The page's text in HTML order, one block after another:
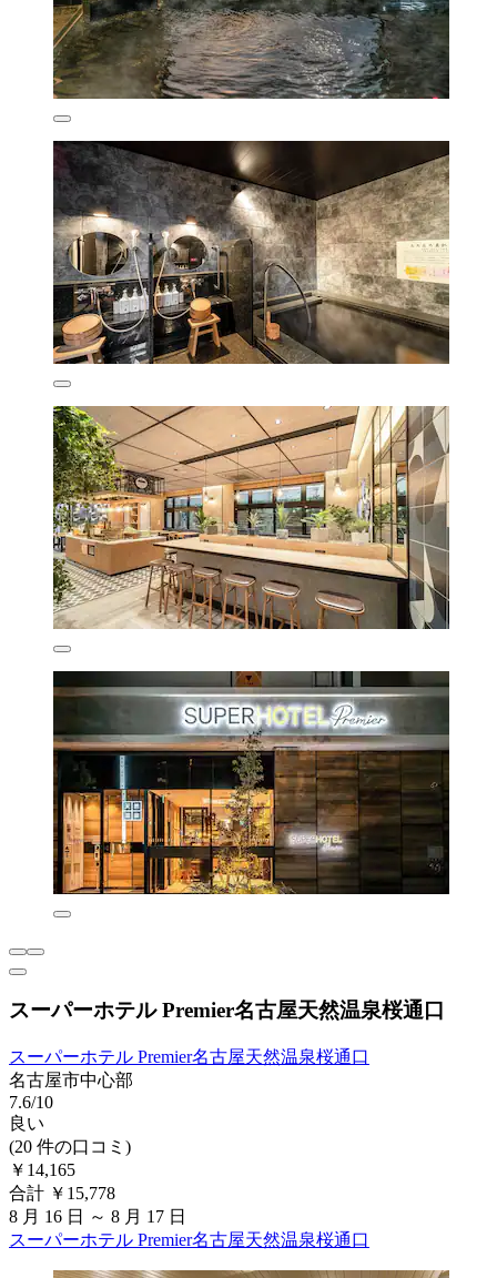
スーパーホテル Premier名古屋天然温泉桜通口
スーパーホテル Premier名古屋天然温泉桜通口
名古屋市中心部
7.6/10
良い
(20 件の口コミ)
￥14,165
合計 ￥15,778
8 月 16 日 ～ 8 月 17 日
スーパーホテル Premier名古屋天然温泉桜通口